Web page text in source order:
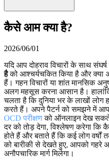
कैसे आम क्या है?
2026/06/01
यदि आप दोहराव विचारों के साथ
हैको आश्चर्यचकित किया है और क्या
हैं। गहन विचारों या शांत मानसिक
अलग महसूस करना आसान है। हालांकि,
चलता है कि दुनिया भर के लाखों लोग
करते हैं। अपने पैटर्न को समझने में
OCD परीक्षणको ऑनलाइन देख सकते
दर को तोड़ देगा, विश्लेषण करेगा कि
होते हैं और बताते हैं कि कई लोग वर्षों
को बारीकी से देखते हुए, आपको गहरे
अनौपचारिक मार्ग मिलेगा।